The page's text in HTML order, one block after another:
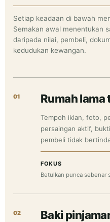
Setiap keadaan di bawah
Semakan awal menentukan
daripada nilai, pembeli,
kedudukan kewangan.
01 Rumah
Tempoh iklan, foto,
persaingan aktif,
pembeli tidak
FOKUS
Betulkan punca sebenar
02 Baki